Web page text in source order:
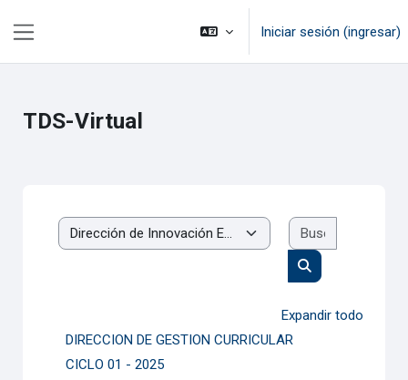
Iniciar sesión (ingresar)
TDS-Virtual
Categorías
Buscar cursos
Expandir todo
DIRECCION DE GESTION CURRICULAR
CICLO 01 - 2025